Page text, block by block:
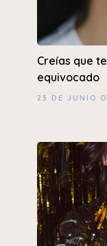
Creías que
equivocado
23 DE JUNIO